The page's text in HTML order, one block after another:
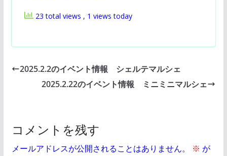
23 total views , 1 views today
2025.2.2のイベント情報 シェルテマルシェ
2025.2.22のイベント情報 ミニミニマルシェ
コメントを残す
メールアドレスが公開されることはありません。 ※ が